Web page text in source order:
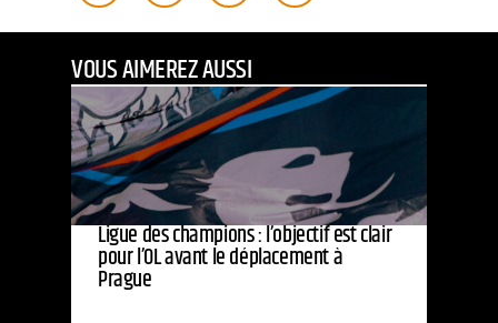
VOUS AIMEREZ AUSSI
Ligue des champions : l’objectif est clair
pour l’OL avant le déplacement à
Prague